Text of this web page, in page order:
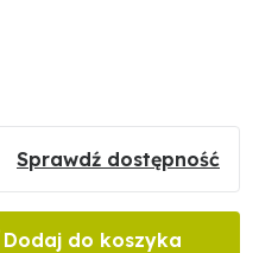
Sprawdź dostępność
Dodaj do koszyka